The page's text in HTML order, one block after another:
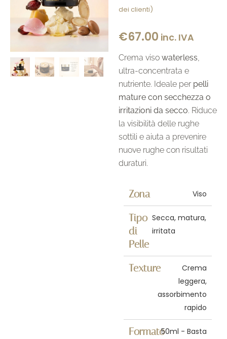
5.00su 5
recensioni
dei clienti)
€67.00 inc. IVA
Crema viso waterless,
ultra-concentrata e
nutriente. Ideale per pelli
mature con secchezza o
irritazioni da secco. Riduce
la visibilità delle rughe
sottili e aiuta a prevenire
nuove rughe con risultati
duraturi.
Zona Viso
Tipo
di
Pelle
Secca, matura,
irritata
Texture
Crema
leggera,
assorbimento
rapido
Formato50ml - Basta